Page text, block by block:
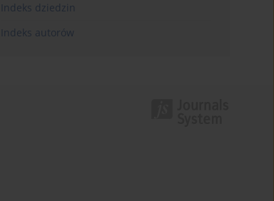
Indeks dziedzin
Indeks autorów